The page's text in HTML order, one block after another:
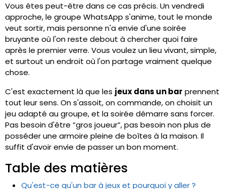
Vous êtes peut-être dans ce cas précis. Un vendredi
approche, le groupe WhatsApp s'anime, tout le monde
veut sortir, mais personne n'a envie d'une soirée
bruyante où l'on reste debout à chercher quoi faire
après le premier verre. Vous voulez un lieu vivant, simple,
et surtout un endroit où l'on partage vraiment quelque
chose.
C'est exactement là que les jeux dans un bar prennent
tout leur sens. On s'assoit, on commande, on choisit un
jeu adapté au groupe, et la soirée démarre sans forcer.
Pas besoin d'être “gros joueur”, pas besoin non plus de
posséder une armoire pleine de boîtes à la maison. Il
suffit d'avoir envie de passer un bon moment.
Table des matières
Qu'est-ce qu'un bar à jeux et pourquoi y aller ?